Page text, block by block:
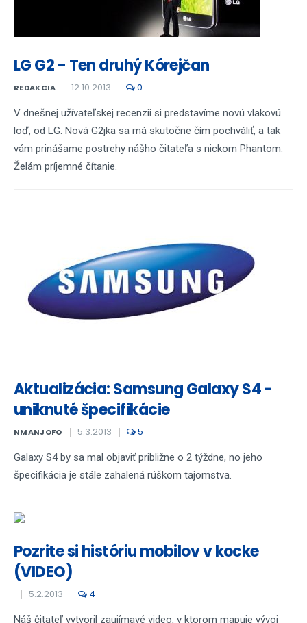
LG G2 - Ten druhý Kórejčan
REDAKCIA 12.10.2013 0
V dnešnej užívateľskej recenzii si predstavíme novú vlakovú
loď, od LG. Nová G2jka sa má skutočne čím pochváliť, a tak
vám prinášame postrehy nášho čitateľa s nickom Phantom.
Želám príjemné čítanie.
Aktualizácia: Samsung Galaxy S4 -
uniknuté špecifikácie
NMANJOFO 5.3.2013 5
Galaxy S4 by sa mal objaviť približne o 2 týždne, no jeho
špecifikácia je stále zahalená rúškom tajomstva.
Pozrite si históriu mobilov v kocke
(VIDEO)
5.2.2013 4
Náš čitateľ vytvoril zaujímavé video, v ktorom mapuje vývoj